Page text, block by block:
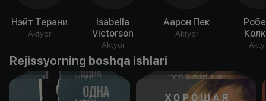
Нэйт Терани
Aktyor
Isabella
Victorson
Aktyor
Аарон Пек
Aktyor
Rejissyorning boshqa ishlari